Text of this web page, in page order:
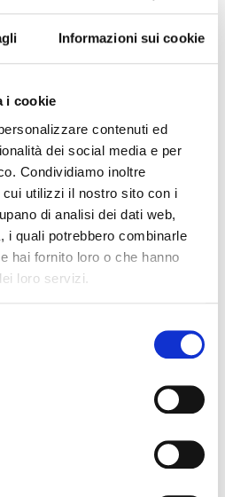
Informazioni sui cookie
i cookie
contenuti ed
dei social media e per
Condividiamo inoltre
utilizzi il nostro sito con i
di analisi dei dati web,
i quali potrebbero combinarle
hai fornito loro o che hanno
loro servizi.
Vendita Al Cliente
E Gestione Efficace Del
Di Prodotti E Servizi (Call
L'Allestimento Della Vetrina